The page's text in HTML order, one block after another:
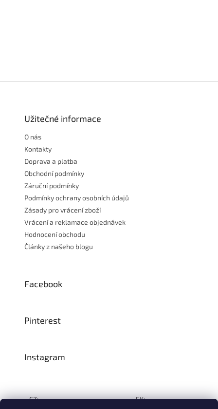
Užitečné informace
O nás
Kontakty
Doprava a platba
Obchodní podmínky
Záruční podmínky
Podmínky ochrany osobních údajů
Zásady pro vrácení zboží
Vrácení a reklamace objednávek
Hodnocení obchodu
Články z našeho blogu
Facebook
Pinterest
Instagram
CZ: SK: